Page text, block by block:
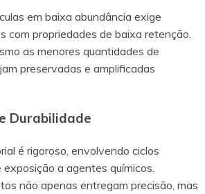
em baixa abundância exige
com propriedades de baixa retenção.
as menores quantidades de
preservadas e amplificadas
Durabilidade
é rigoroso, envolvendo ciclos
a agentes químicos.
não apenas entregam precisão, mas